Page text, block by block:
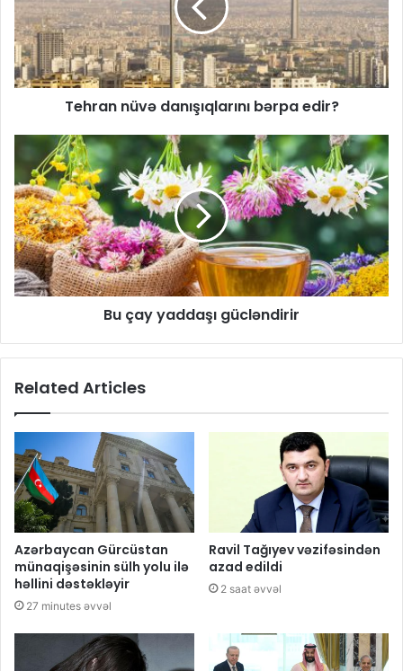
Tehran nüvə danışıqlarını bərpa edir?
Bu çay yaddaşı gücləndirir
Related Articles
Azərbaycan Gürcüstan
münaqişəsinin sülh yolu ilə
həllini dəstəkləyir
27 minutes əvvəl
Ravil Tağıyev vəzifəsindən
azad edildi
2 saat əvvəl